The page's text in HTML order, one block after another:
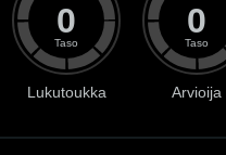
0
Taso
Lukutoukka
0
Taso
Arvioija